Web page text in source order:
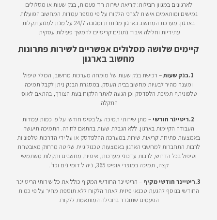
לארגונים במגוון חבילות: קריאת שירות חד פעמית, בנק שעות או מסלולים
גמישים ומותאמים אישית לצרכי הלקוח על פי מספר עמדות המחשוב הפועלות
בארגון. מערכת המחשוב בארגון מנותרת ומגובה 24/7 על מנת למנוע תקלות
עתידיות וחלילה איבוד נתונים קריטיים להמשך פעילות עסקית.
קיימים שלושה מסלולים אפשריים לשירות פתרונות
מחשוב בארגון
1.בנק שעות
– רכישת בנק שעות של מומחה מערכות מחשוב, הכולל טיפול
ומענה מהיר לבעיות מחשוב בבית העסק. במסגרת הבנק ניתן לקבל תמיכה
טלפוניתף תמיכת הלפדסק וכן הגעה לאתר הלקוח בעת הצורך, בהתאם לאופי
התקלה.
2.ריטיינר חודשי
– מתן שירותי תמיכה על בסיס חודשי על פי כמות עמדות
העבודה הקיימות בארגון. ללא הגבלת שעות בהתאם לחוזה. התמיכה תיעשה
באמצעות פתיחת קריאות שירות במערכת ההלפדסק או על ידי הדרכות טלפוניות
לרבות התחברות למחשבי הארגון באמצעות טכנולוגיית שליטה מרחוק מאובטחת
וטיפול בכל הדרוש, לרבות עדכוני מערכות, איטיות מחשבים ותקלות משתמשי
קצה, תמיכה במוצרי אופיס 365, ניהול דומיינים וכד'.
3.ריטיינר חודשי מקיף
– הריטיינר החודשי המקיף כולל את כל שירותי הריטיינר
החודשי בנוסף להגעת טכנאי פיזית לאתר הלקוח ללא תוספת מחיר על פי כמות
הפעמים שתוגדר בחבילה המותאמת ללקוח.